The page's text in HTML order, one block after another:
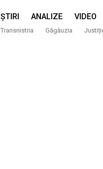
ȘTIRI ANALIZE VIDEO
Transnistria Găgăuzia